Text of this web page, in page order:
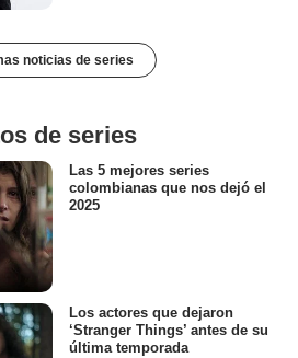
noticias de series
de series
Las 5 mejores series
colombianas que nos dejó el
2025
Los actores que dejaron
‘Stranger Things’ antes de su
última temporada